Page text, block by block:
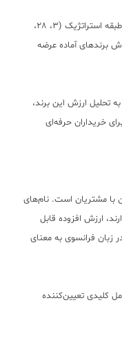
این برند با نامی فرانسوی و خوش‌آوا در هشت طبقه استراتژیک (۳، ۲۸،
خرید و فروش برندهای آماده عرضه
تحلیل ارزش این برند،
خریداران حرفه‌ای
با مشتریان است. نام‌های
ارزش افزوده قابل
زبان فرانسوی به معنای
کلیدی تعیین‌کننده